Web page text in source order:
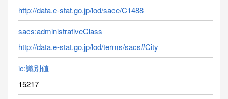
http://data.e-stat.go.jp/lod/sace/C1488
sacs:administrativeClass
http://data.e-stat.go.jp/lod/terms/sacs#City
ic:識別値
15217